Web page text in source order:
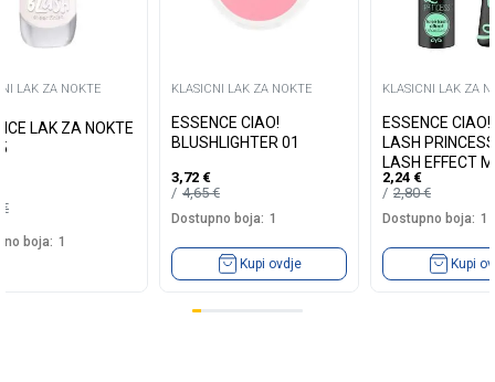
LAK ZA NOKTE
LAK ZA NOKTE
€
boja: 1
KLASICNI LAK ZA NOKTE
ESSENCE CIAO!
BLUSHLIGHTER 01
3,72 €
4,65€
Dostupno boja: 1
Kupi ovdje
KLASICNI LAK ZA
ESSENCE CIAO!
LASH
LASH EFFECT
01
2,24 €
2,80€
Dostupno boja: 1
Kupi